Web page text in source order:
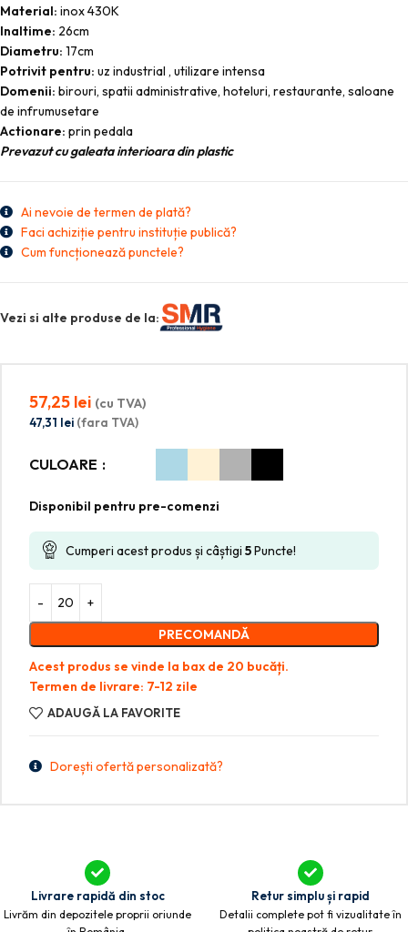
Material: inox 430K
Inaltime: 26cm
Diametru: 17cm
Potrivit pentru: uz industrial , utilizare intensa
Domenii: birouri, spatii administrative, hoteluri, restaurante, saloane
de infrumusetare
Actionare: prin pedala
Prevazut cu galeata interioara din plastic
Ai nevoie de termen de plată?
Faci achiziție pentru instituție publică?
Cum funcționează punctele?
Vezi si alte produse de la:
57,25 lei (cu TVA)
47,31 lei (fara TVA)
CULOARE
Disponibil pentru pre-comenzi
Cumperi acest produs și câștigi 5Puncte!
PRECOMANDĂ
Acest produs se vinde la bax de 20 bucăți.
Termen de livrare: 7-12 zile
ADAUGĂ LA FAVORITE
Dorești ofertă personalizată?
Livrare rapidă din stoc
Livrăm din depozitele proprii oriunde
Retur simplu și rapid
Detalii complete pot fi vizualitate în